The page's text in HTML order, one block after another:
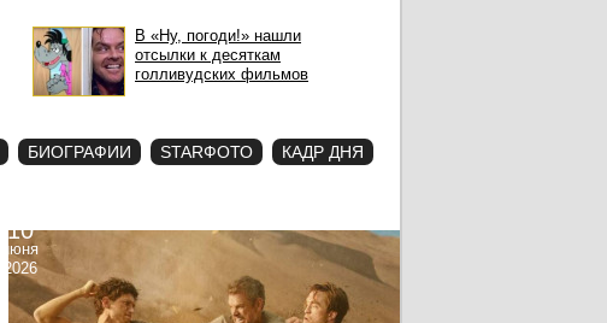
В «Ну, погоди!» нашли
отсылки к десяткам
голливудских фильмов
БИОГРАФИИ STARФОТО КАДР ДНЯ
10
июня
2026